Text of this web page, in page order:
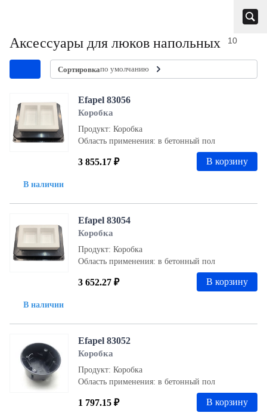
Аксессуары для люков напольных 10
Сортировкапо умолчанию
В наличии
Efapel 83056
Коробка
Продукт: Коробка
Область применения: в бетонный пол
3 855.17 ₽ В корзину
В наличии
Efapel 83054
Коробка
Продукт: Коробка
Область применения: в бетонный пол
3 652.27 ₽ В корзину
Efapel 83052
Коробка
Продукт: Коробка
Область применения: в бетонный пол
1 797.15 ₽ В корзину